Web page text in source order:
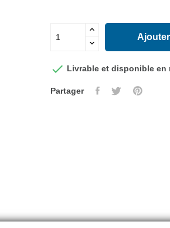
 Livrable et disponible en
Partager